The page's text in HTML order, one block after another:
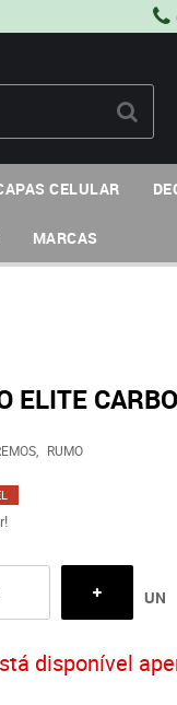
CELULAR
MARCAS
ELITE
RUMO
UN
disponível